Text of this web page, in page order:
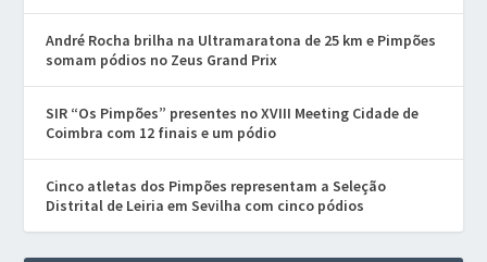
André Rocha brilha na Ultramaratona de 25 km e Pimpões
somam pódios no Zeus Grand Prix
SIR “Os Pimpões” presentes no XVIII Meeting Cidade de
Coimbra com 12 finais e um pódio
Cinco atletas dos Pimpões representam a Seleção
Distrital de Leiria em Sevilha com cinco pódios